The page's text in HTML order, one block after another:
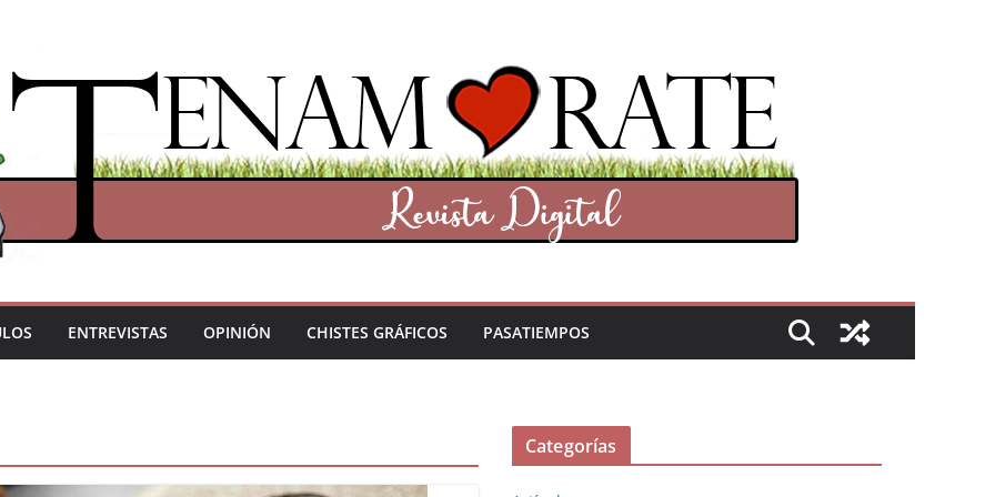
ENTREVISTAS OPINIÓN CHISTES GRÁFICOS PASATIEMPOS
Categorías